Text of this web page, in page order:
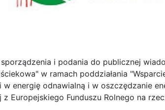
i podania do publicznej
w ramach poddziałania
energię odnawialną i w oszczędzanie
Europejskiego Funduszu Rolnego na